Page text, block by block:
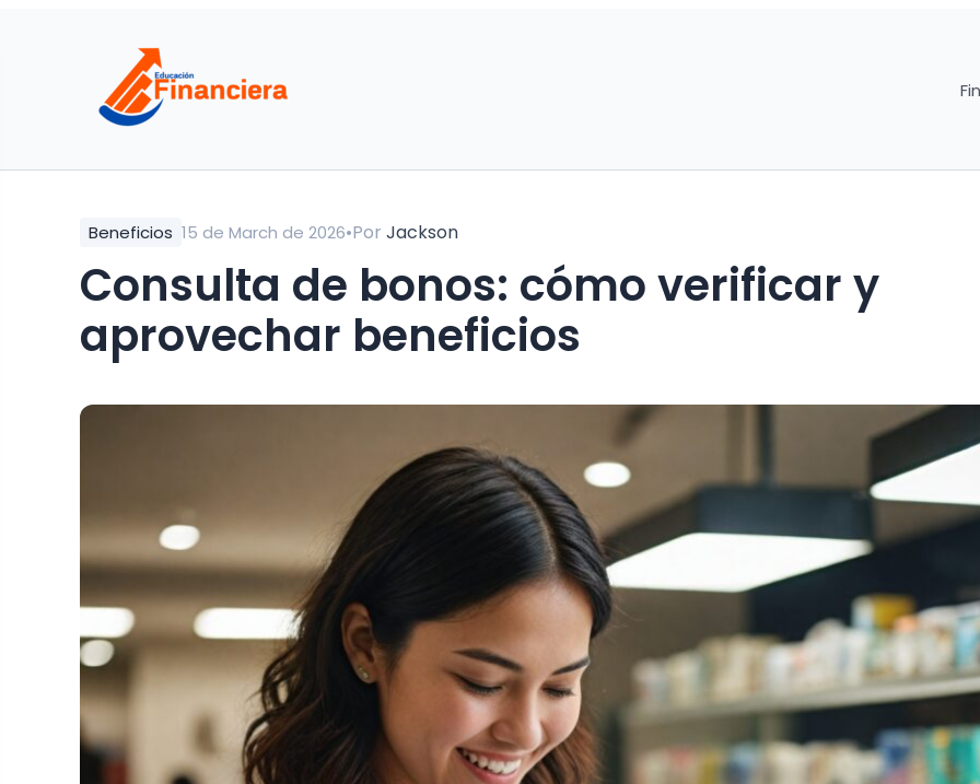
Beneficios 15 de March de 2026•Por Jackson
Consulta de bonos: cómo verificar y
aprovechar beneficios